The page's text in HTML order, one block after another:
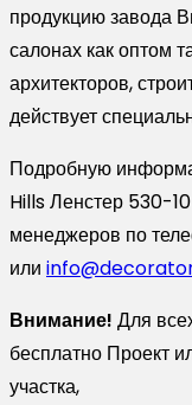
продукцию завода
салонах как оптом
архитекторов,
действует
Подробную
Hills Ленстер 530-
менеджеров по
или
Внимание! Для
бесплатно Проект
участка,